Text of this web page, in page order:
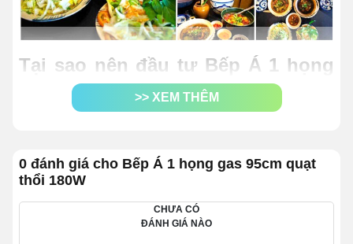
Tại sao nên đầu tư Bếp Á 1 họng
gas 95cm quạt thổi 180W?
Kích thước là950x800x1070mm, phù hợp để
setup trong những không gian bếp cỡ nhỏ.
Hệ thống đánh lửa Magnetotân tiến giúp sinh
nhiệt nhanh, mạnh, đáp ứng hiệu quả các yêu cầu
>> XEM THÊM
0 đánh giá cho Bếp Á 1 họng gas 95cm quạt
thổi 180W
CHƯA CÓ
ĐÁNH GIÁ NÀO